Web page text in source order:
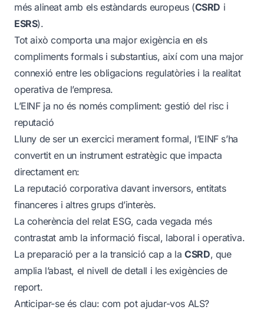
més alineat amb els estàndards europeus (CSRD i
ESRS).
Tot això comporta una major exigència en els
compliments formals i substantius, així com una major
connexió entre les obligacions regulatòries i la realitat
operativa de l’empresa.
L’EINF ja no és només compliment: gestió del risc i
reputació
Lluny de ser un exercici merament formal, l’EINF s’ha
convertit en un instrument estratègic que impacta
directament en:
La reputació corporativa davant inversors, entitats
financeres i altres grups d’interès.
La coherència del relat ESG, cada vegada més
contrastat amb la informació fiscal, laboral i operativa.
La preparació per a la transició cap a laCSRD, que
amplia l’abast, el nivell de detall i les exigències de
report.
Anticipar-se és clau: com pot ajudar-vos ALS?